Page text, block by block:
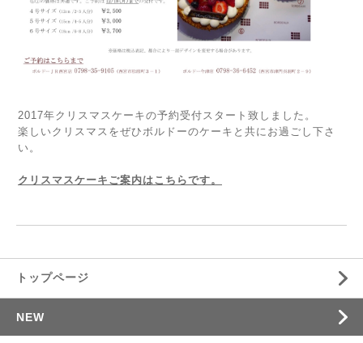
2017年クリスマスケーキの予約受付スタート致しました。
楽しいクリスマスをぜひボルドーのケーキと共にお過ごし下さ
い。
クリスマスケーキご案内はこちらです。
トップページ
NEW